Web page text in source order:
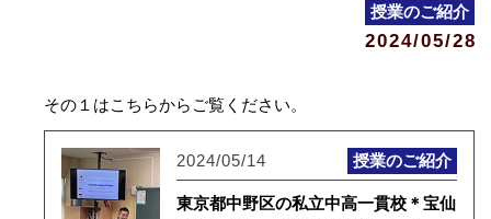
授業のご紹介
2024/05/28
その１はこちらからご覧ください。
2024/05/14 授業のご紹介
東京都中野区の私立中高一貫校＊宝仙